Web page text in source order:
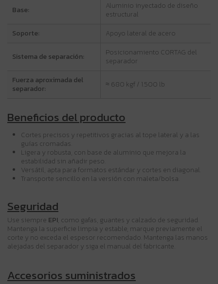
Base:
Aluminio inyectado de diseño
estructural
Soporte:
Apoyo lateral de acero
Sistema de separación:
Posicionamiento CORTAG del
separador
Fuerza aproximada del
separador:
≈ 680 kgf / 1.500 lb
Beneficios del producto
Cortes precisos y repetitivos gracias al tope lateral y a las
guías cromadas.
Ligera y robusta, con base de aluminio que mejora la
estabilidad sin añadir peso.
Versátil, apta para formatos estándar y cortes en diagonal.
Transporte sencillo en la versión con maleta/bolsa.
Seguridad
Use siempre EPI, como gafas, guantes y calzado de seguridad.
Mantenga la superficie limpia y estable, marque previamente el
corte y no exceda el espesor recomendado. Mantenga las manos
alejadas del separador y siga el manual del fabricante.
Accesorios suministrados